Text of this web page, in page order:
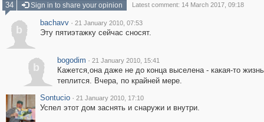
34
Sign in to share your opinion Latest comment: 14 March 2017, 09:18
b
bachavv · 21 January 2010, 07:53
Эту пятиэтажку сейчас сносят.
b
bogodim · 21 January 2010, 15:41
Кажется,она даже не до конца выселена - какая-то
теплится. Вчера, по крайней мере.
Sontucio · 21 January 2010, 17:10
Успел этот дом заснять и снаружи и внутри.